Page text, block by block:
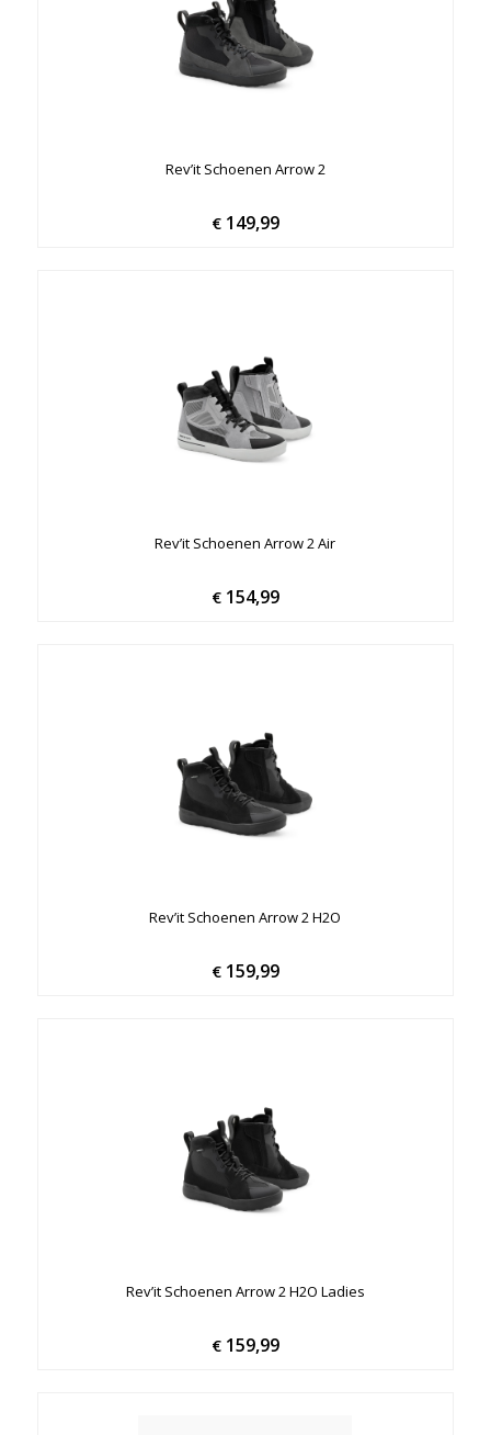
Rev’it Schoenen Arrow 2
€149,99
Rev’it Schoenen Arrow 2 Air
€154,99
Rev’it Schoenen Arrow 2 H2O
€159,99
Rev’it Schoenen Arrow 2 H2O Ladies
€159,99